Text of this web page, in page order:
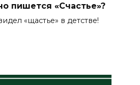
пишется «Счастье»?
«щастье» в детстве!